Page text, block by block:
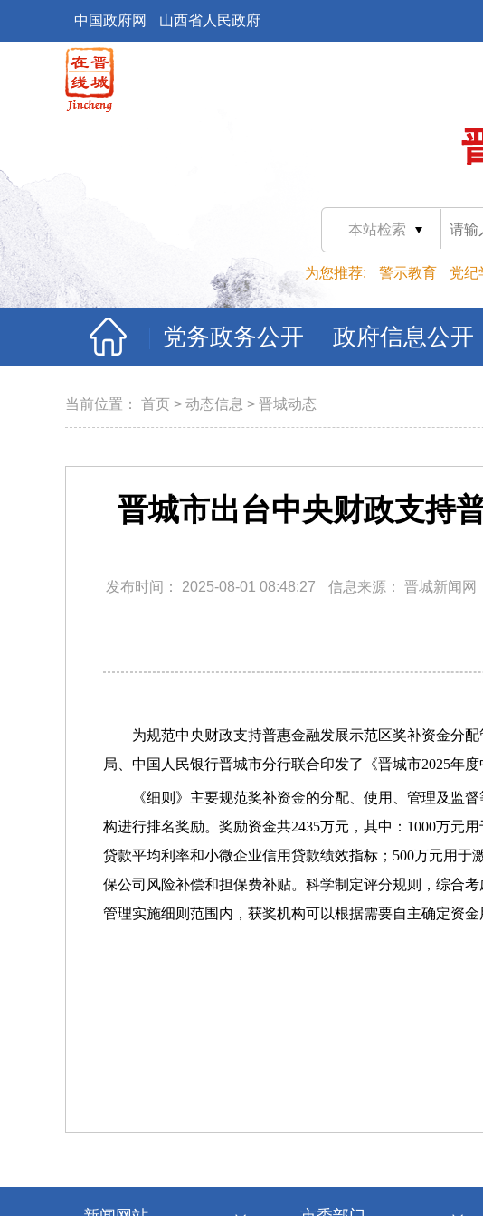
中国政府网 山西省人民政府
本站检索
为您推荐: 警示教育 党纪
党务政务公开 政府信息公开
当前位置： 首页 > 动态信息 > 晋城动态
晋城市出台中央财政支持
发布时间： 2025-08-01 08:48:27 信息来源： 晋城新闻网
为规范中央财政支持普惠金融发展示范区奖补资金分
局、中国人民银行晋城市分行联合印发了《晋城市2025年
《细则》主要规范奖补资金的分配、使用、管理及监
构进行排名奖励。奖励资金共2435万元，其中：1000万元
贷款平均利率和小微企业信用贷款绩效指标；500万元用
保公司风险补偿和担保费补贴。科学制定评分规则，综合
管理实施细则范围内，获奖机构可以根据需要自主确定资